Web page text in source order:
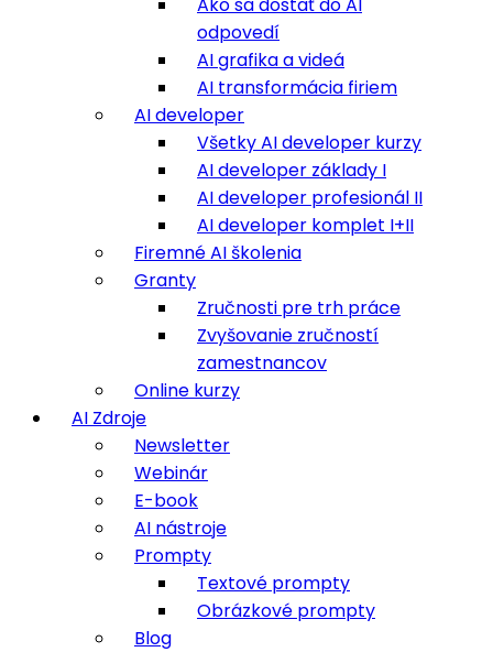
odpovedí
AI grafika a videá
AI transformácia firiem
AI developer
Všetky AI developer kurzy
AI developer základy I
AI developer profesionál II
AI developer komplet I+II
Firemné AI školenia
Granty
Zručnosti pre trh práce
Zvyšovanie zručností
zamestnancov
Online kurzy
AI Zdroje
Newsletter
Webinár
E-book
AI nástroje
Prompty
Textové prompty
Obrázkové prompty
Blog